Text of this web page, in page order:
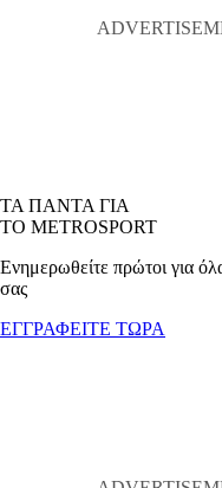
ΤΑ ΠΑΝΤΑ ΓΙΑ
ΤΟ METROSPORT
Ενημερωθείτε πρώτοι για
σας
ΕΓΓΡΑΦΕΙΤΕ ΤΩΡΑ